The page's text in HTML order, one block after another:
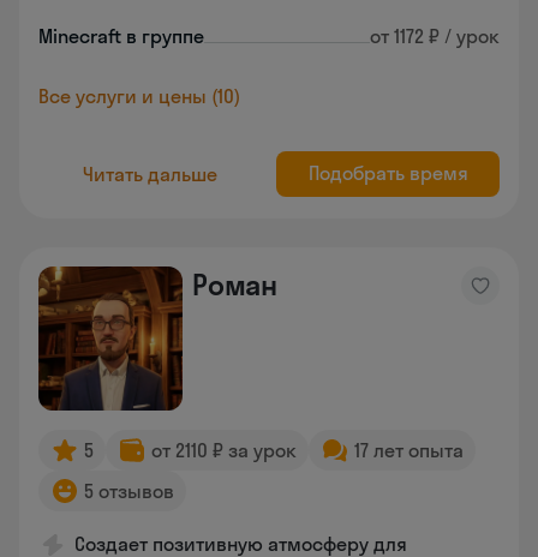
Minecraft в группе от 1172 ₽ / урок
Все услуги и цены (10)
Читать дальше Подобрать время
Роман
5 от 2110 ₽ за урок
17 лет опыта
5 отзывов
Создает позитивную атмосферу для